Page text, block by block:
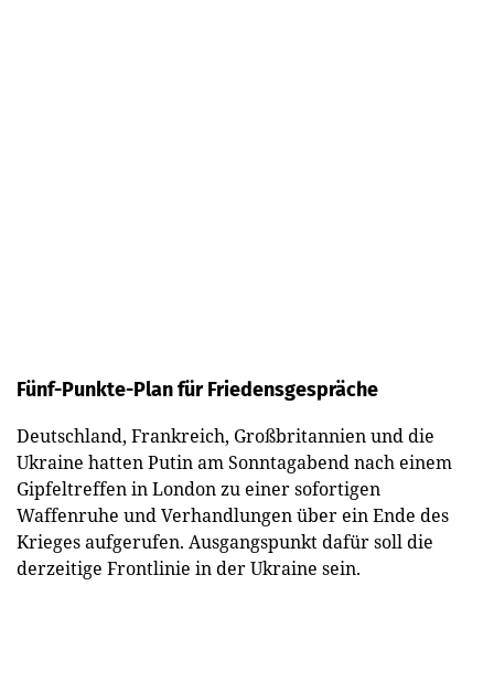
Fünf-Punkte-Plan für Friedensgespräche
Deutschland, Frankreich, Großbritannien und die
Ukraine hatten Putin am Sonntagabend nach einem
Gipfeltreffen in London zu einer sofortigen
Waffenruhe und Verhandlungen über ein Ende des
Krieges aufgerufen. Ausgangspunkt dafür soll die
derzeitige Frontlinie in der Ukraine sein.